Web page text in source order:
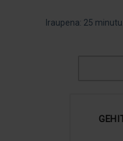
Iraupena: 25 minutu.